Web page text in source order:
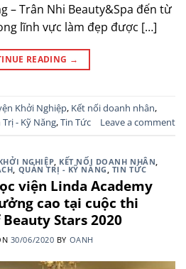
– Trân Nhi Beauty&Spa đến từ
lĩnh vực làm đẹp được […]
READING →
Khởi Nghiệp, Kết nối doanh nhân,
- Kỹ Năng,Tin Tức Leave a comment
NGHIỆP, KẾT NỐI DOANH NHÂN,
, QUẢN TRỊ - KỸ NĂNG, TIN TỨC
viện Linda Academy
cao tại cuộc thi
Stars 2020
30/06/2020 BY OANH